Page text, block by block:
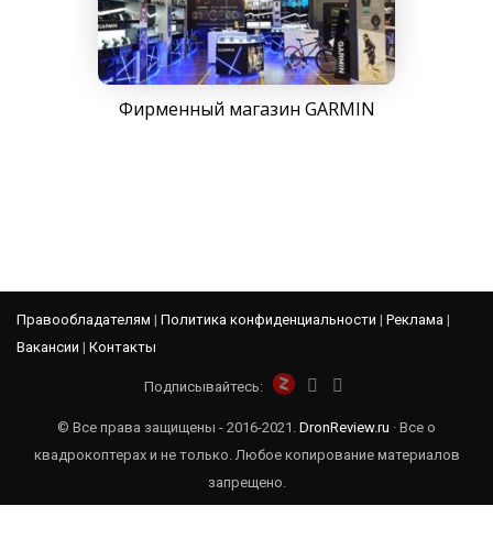
Фирменный магазин GARMIN
Правообладателям | Политика конфиденциальности | Реклама |
Вакансии | Контакты
Подписывайтесь:
© Все права защищены - 2016-2021. DronReview.ru · Все о
квадрокоптерах и не только. Любое копирование материалов
запрещено.